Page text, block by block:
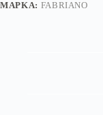
ΜΆΡΚΑ: FABRIANO